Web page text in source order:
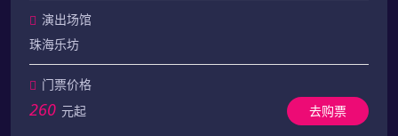
演出场馆
珠海乐坊
门票价格
260 元起 去购票